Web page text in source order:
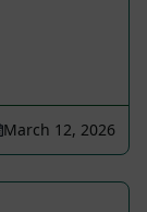
March 12, 2026